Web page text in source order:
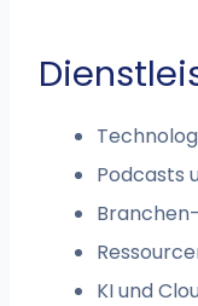
Podcasts
KI und